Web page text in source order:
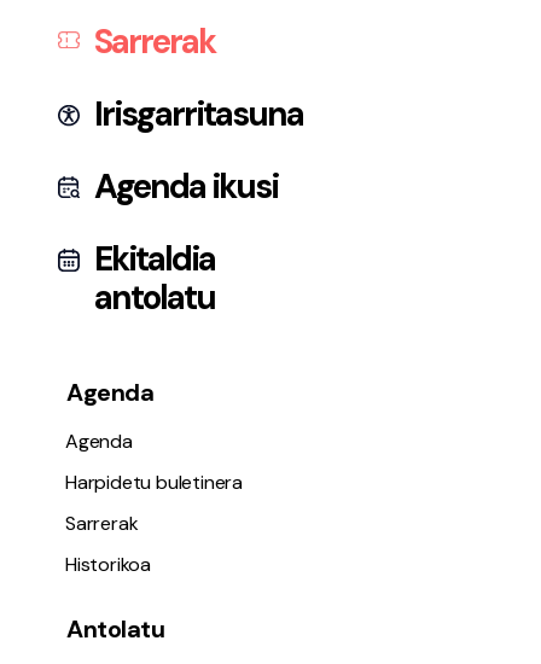
Irisgarritasuna
Sarrerak
Irisgarritasuna
Agenda ikusi
Ekitaldia
antolatu
Agenda
Agenda
Harpidetu buletinera
Sarrerak
Historikoa
Antolatu